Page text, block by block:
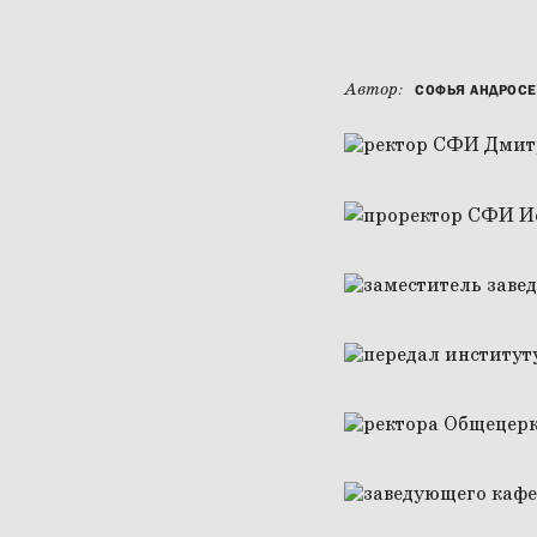
Автор: СОФЬЯ